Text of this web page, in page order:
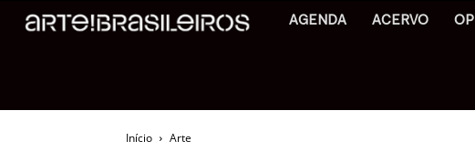
AGENDA ACERVO
Início Arte